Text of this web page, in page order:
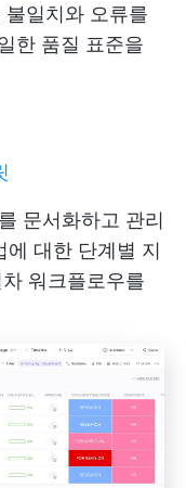
일치와 오류를
한 품질 표준을
문서화하고 관리
대한 단계별 지
워크플로우를